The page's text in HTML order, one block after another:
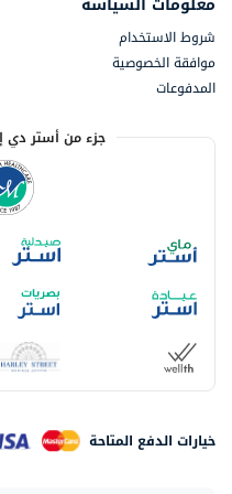
شروط الاستخدام
موافقة الخصوصية
المدفوعات
جزء من أستر دي
خيارات الدفع المتاحة